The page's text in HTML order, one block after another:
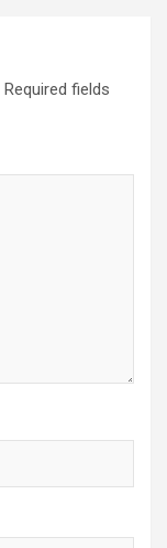
Required fields